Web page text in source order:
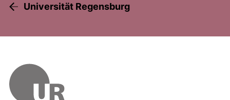
Universität Regensburg